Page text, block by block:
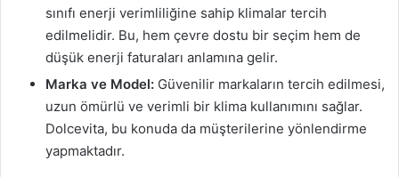
sınıfı enerji verimliliğine sahip klimalar tercih
edilmelidir. Bu, hem çevre dostu bir seçim hem de
düşük enerji faturaları anlamına gelir.
Marka ve Model: Güvenilir markaların tercih edilmesi,
uzun ömürlü ve verimli bir klima kullanımını sağlar.
Dolcevita, bu konuda da müşterilerine yönlendirme
yapmaktadır.